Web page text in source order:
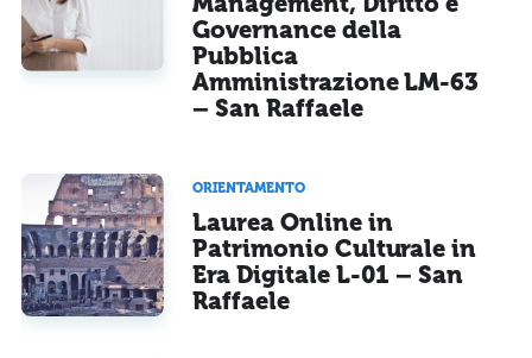
Governance della
Pubblica
Amministrazione LM-63
– San Raffaele
ORIENTAMENTO
Laurea Online in
Patrimonio Culturale in
Era Digitale L-01 – San
Raffaele